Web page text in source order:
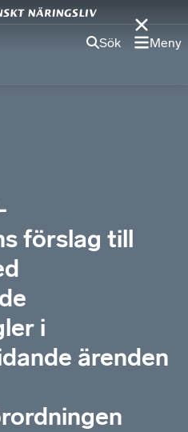
Sök Meny
förslag till
i
ärenden